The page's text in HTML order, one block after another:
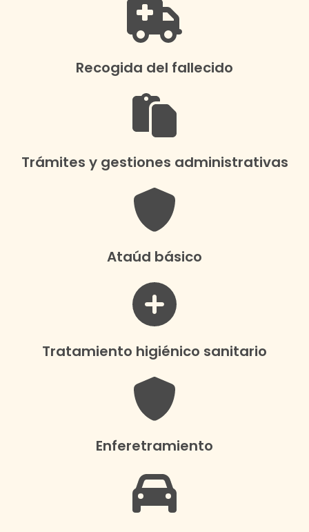
Recogida del fallecido
Trámites y gestiones administrativas
Ataúd básico
Tratamiento higiénico sanitario
Enferetramiento